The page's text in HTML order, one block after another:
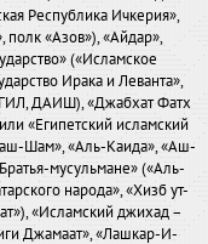
Республика Ичкерия»,
полк «Азов»), «Айдар»,
(«Исламское
Ирака и Леванта»,
ДАИШ), «Джабхат Фатх
«Египетский исламский
Шам», «Аль-Каида», «Аш-
мусульмане» («Аль-
народа», «Хизб ут-
«Исламский джихад –
Джамаат», «Лашкар-И-